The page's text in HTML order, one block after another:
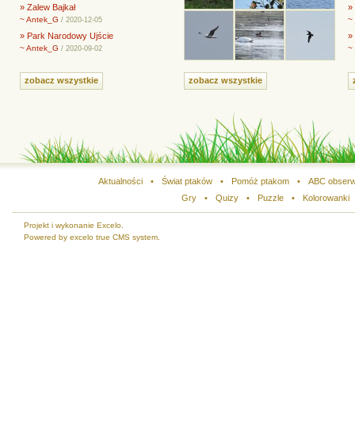
» Zalew Bajkał
~ Antek_G / 2020-12-05
» Park Narodowy Ujście
~ Antek_G / 2020-09-02
zobacz wszystkie zobacz wszystkie
»
~
»
~
Aktualności • Świat ptaków • Pomóż ptakom •
ABC
Gry
• Quizy • Puzzle • Kolorowanki
Projekt i wykonanie Excelo.
Powered by excelo true CMS system.